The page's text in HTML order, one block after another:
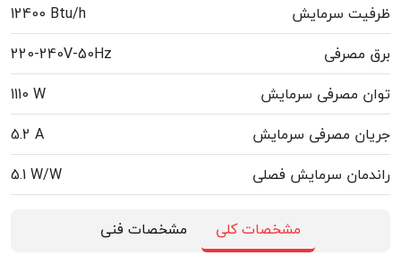
ظرفیت سرمایش
12400 Btu/h
برق مصرفی
220-240V-50Hz
توان مصرفی سرمایش
1110 W
جریان مصرفی سرمایش
5.2 A
راندمان سرمایش فصلی
5.1 W/W
مشخصات کلی مشخصات فنی